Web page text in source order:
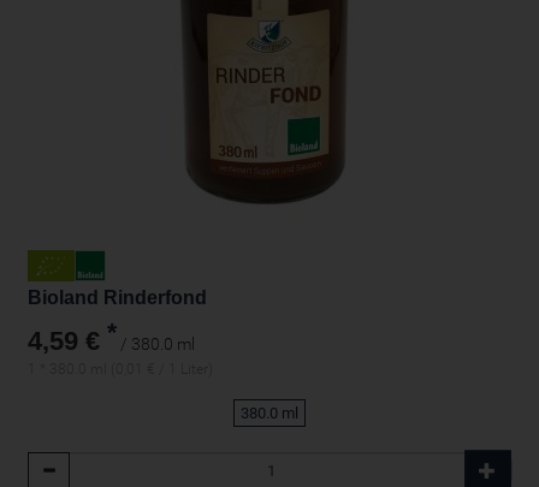
Bioland Rinderfond
4,59 € * / 380.0 ml
380.0 ml
Anzahl